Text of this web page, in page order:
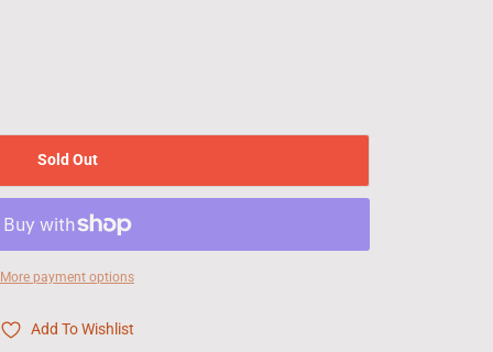
Sold Out
More payment options
Add To Wishlist